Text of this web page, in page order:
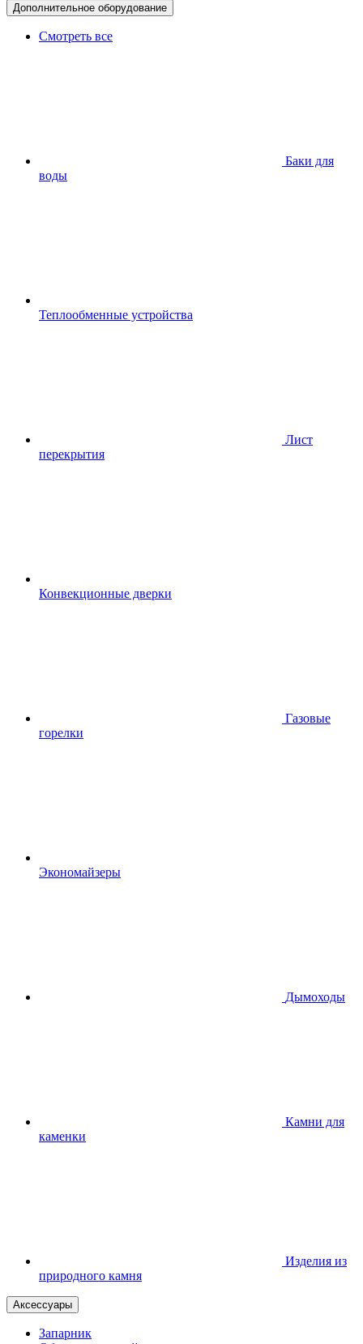
Дополнительное оборудование
Смотреть все
Баки для
воды
Теплообменные устройства
Лист
перекрытия
Конвекционные дверки
Газовые
горелки
Экономайзеры
Дымоходы
Камни для
каменки
Изделия из
природного камня
Аксессуары
Запарник